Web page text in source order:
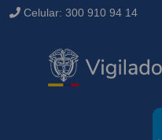
Celular: 300 910 94 14